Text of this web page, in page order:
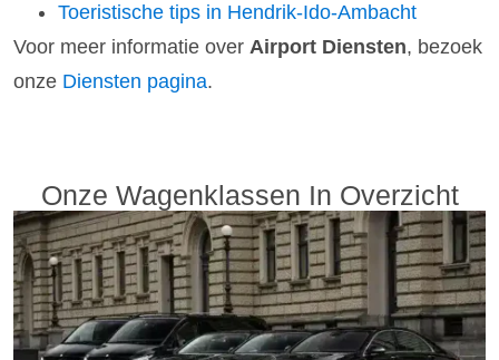
Toeristische tips in Hendrik-Ido-Ambacht
Voor meer informatie over Airport Diensten, bezoek
onze Diensten pagina.
Onze Wagenklassen In Overzicht